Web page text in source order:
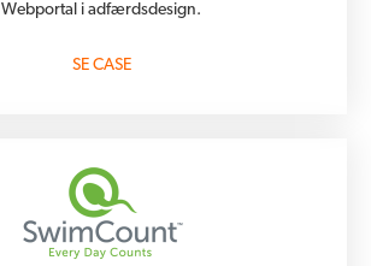
Webportal i adfærdsdesign.
SE CASE